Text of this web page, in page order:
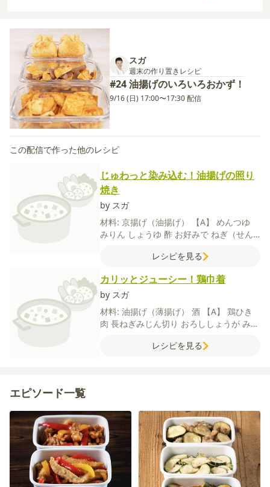
スガ
週末の作り置きレシピ
#24 油揚げのいろいろおかず！
9/16 (日) 17:00〜17:30 配信
この配信で作った他のレシピ
じゅわっと染み込む！油揚げの照り
焼き
by スガ
材料: 京揚げ（油揚げ） 【A】 めんつゆ
みりん しょうゆ 酢 お好みで ねぎ（せん
七味唐辛子レシピを見る
カリッとジューシー！鶏巾着
by スガ
材料: 油揚げ（薄揚げ） 酒 【A】 鶏ひき
肉 長ねぎみじん切り おろししょうが みそ
レシピを見る
エピソード一覧